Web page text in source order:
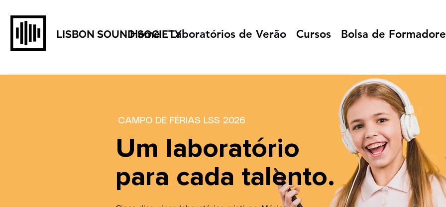
LISBON SOUND SOCIETY
Home Laboratórios de Verão Cursos Bolsa de
CAMPO DE FÉRIAS LSS 2026
Um laboratório
para cada talento.